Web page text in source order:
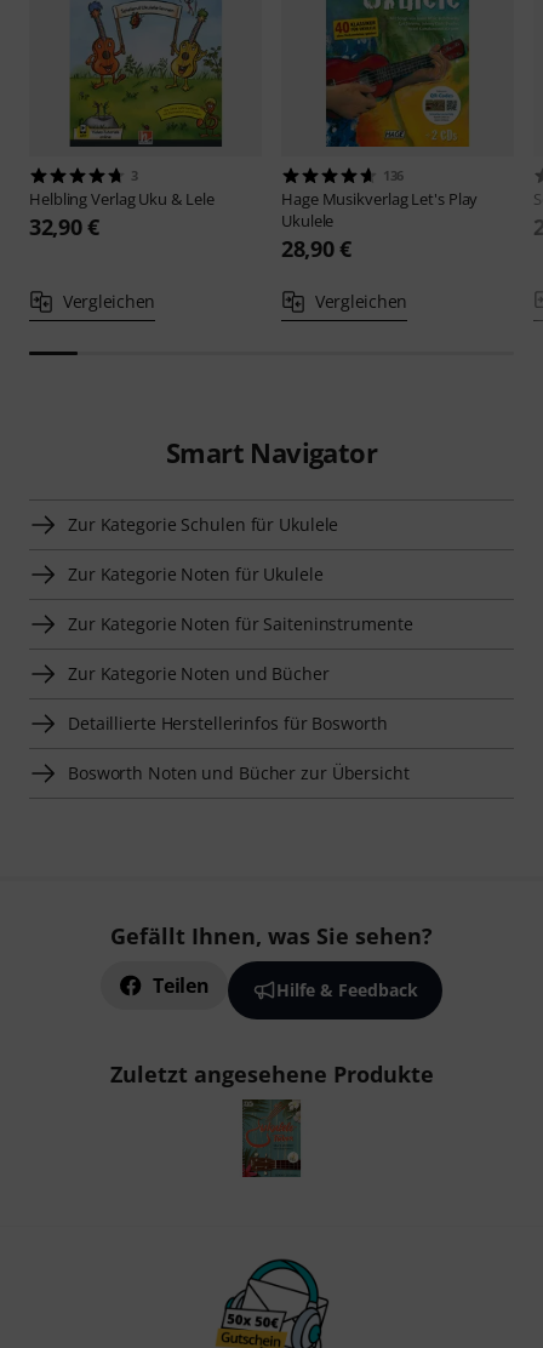
3
Helbling VerlagUku & Lele
32,90 €
Vergleichen
136
Hage MusikverlagLet's Play
Ukulele
28,90 €
Vergleichen
Smart Navigator
Zur Kategorie Schulen für Ukulele
Zur Kategorie Noten für Ukulele
Zur Kategorie Noten für Saiteninstrumente
Zur Kategorie Noten und Bücher
Detaillierte Herstellerinfos für Bosworth
Bosworth Noten und Bücher zur Übersicht
Gefällt Ihnen, was Sie sehen?
Teilen Hilfe & Feedback
Zuletzt angesehene Produkte